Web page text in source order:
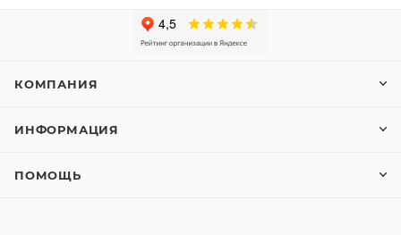
КОМПАНИЯ
ИНФОРМАЦИЯ
ПОМОЩЬ